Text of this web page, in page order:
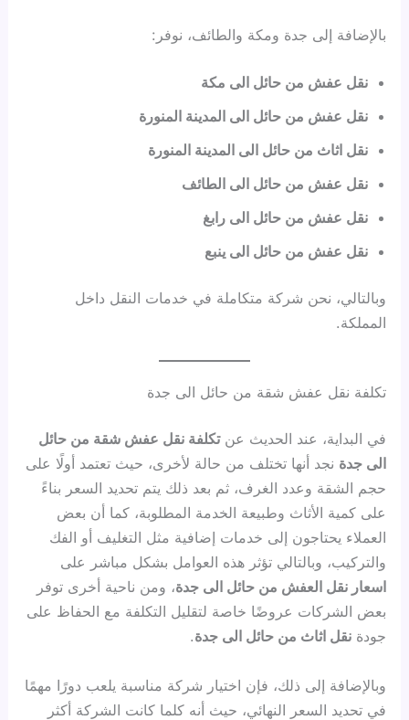
بالإضافة إلى جدة ومكة والطائف، نوفر:
نقل عفش من حائل الى مكة
نقل عفش من حائل الى المدينة المنورة
نقل اثاث من حائل الى المدينة المنورة
نقل عفش من حائل الى الطائف
نقل عفش من حائل الى رابغ
نقل عفش من حائل الى ينبع
وبالتالي، نحن شركة متكاملة في خدمات النقل داخل
المملكة.
تكلفة نقل عفش شقة من حائل الى جدة
في البداية، عند الحديث عنتكلفة نقل عفش شقة من حائل
الى جدة نجد أنها تختلف من حالة لأخرى، حيث تعتمد أولًا على
حجم الشقة وعدد الغرف، ثم بعد ذلك يتم تحديد السعر بناءً
على كمية الأثاث وطبيعة الخدمة المطلوبة، كما أن بعض
العملاء يحتاجون إلى خدمات إضافية مثل التغليف أو الفك
والتركيب، وبالتالي تؤثر هذه العوامل بشكل مباشر على
اسعار نقل العفش من حائل الى جدة، ومن ناحية أخرى توفر
بعض الشركات عروضًا خاصة لتقليل التكلفة مع الحفاظ على
جودةنقل اثاث من حائل الى جدة.
وبالإضافة إلى ذلك، فإن اختيار شركة مناسبة يلعب دورًا مهمًا
في تحديد السعر النهائي، حيث أنه كلما كانت الشركة أكثر